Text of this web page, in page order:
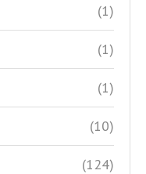
(1)
(1)
(1)
(10)
(124)